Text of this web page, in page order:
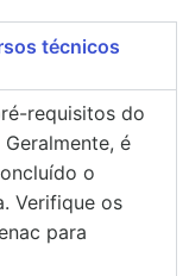
técnicos
requisitos do
é
o
Verifique os
para